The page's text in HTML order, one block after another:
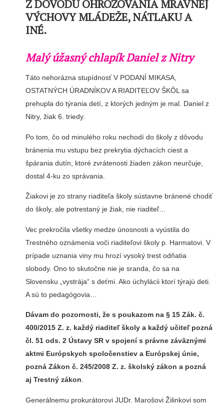
Z DÔVODU OHROZOVANIA MRAVNEJ
VÝCHOVY MLÁDEŽE, NÁTLAKU A
INÉ.
Malý úžasný chlapík Daniel z Nitry
Táto nehorázna stupídnosť V PODANÍ MIKASA,
OSTATNÝCH ÚRADNÍKOV A RIADITEĽOV ŠKÔL sa
prehupla do týrania detí, z ktorých jedným je mal. Daniel z
Nitry, žiak 6. triedy.
Po tom, čo od minulého roku nechodí do školy z dôvodu
bránenia mu vstupu bez prekrytia dýchacích ciest a
špárania dutín, ktoré zvrátenosti žiaden zákon neurčuje,
dostal 4-ku zo správania.
Žiakovi je zo strany riaditeľa školy sústavne bránené chodiť
do školy, ale potrestaný je žiak, nie riaditeľ…
Vec prekročila všetky medze únosnosti a vyústila do
Trestného oznámenia voči riaditeľovi školy p. Harmatovi. V
prípade uznania viny mu hrozí vysoký trest odňatia
slobody. Ono to skutočne nie je sranda, čo sa na
Slovensku „vystrája“ s deťmi. Ako úchylácii ktorí týrajú deti.
A sú to pedagógovia…
Dávam do pozornosti, že s poukazom na § 15 Zák. č.
400/2015 Z. z. každý riaditeľ školy a každý učiteľ pozná
čl. 51 ods. 2 Ústavy SR v spojení s právne záväznými
aktmi Európskych spoločenstiev a Európskej únie,
pozná Zákon č. 245/2008 Z. z. školský zákon a pozná
aj Trestný zákon
Generálnemu prokurátorovi JUDr. Marošovi Žilinkovi som